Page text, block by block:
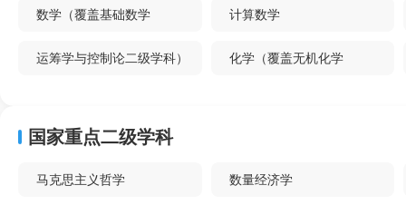
数学（覆盖基础数学 计算数学
运筹学与控制论二级学科） 化学（覆盖无机化学
机械设计及理论
地质工程二级学科）
国家重点二级学科
马克思主义哲学 数量经济学